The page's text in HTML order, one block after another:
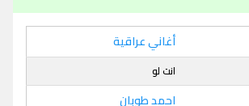
أغاني عراقية
انت لو
احمد طوبان